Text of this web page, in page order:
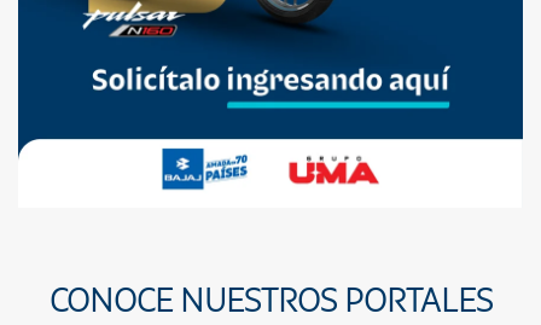
CONOCE NUESTROS PORTALES